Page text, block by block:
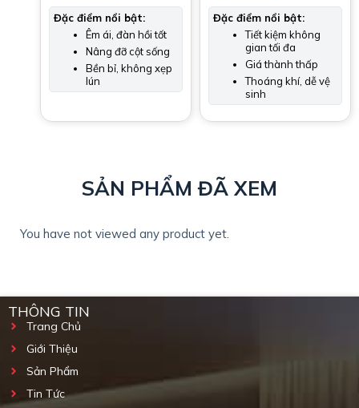
Đặc điểm nổi bật:
Êm ái, đàn hồi tốt
Nâng đỡ cột sống
Bền bỉ, không xẹp
lún
Đặc điểm nổi bật:
Tiết kiệm không
gian tối đa
Giá thành thấp
Thoáng khí, dễ vệ
sinh
SẢN PHẨM ĐÃ XEM
You have not viewed any product yet.
THÔNG TIN
Trang Chủ
Giới Thiệu
Sản Phẩm
Tin Tức